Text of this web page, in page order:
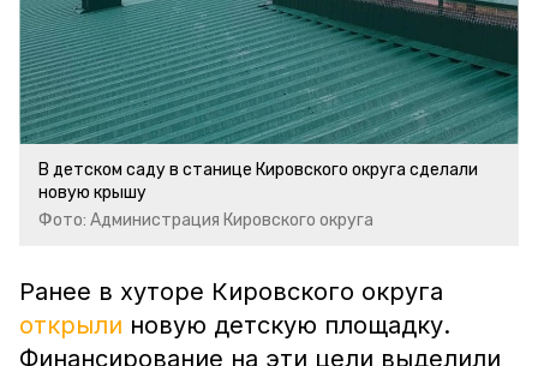
В детском саду в станице Кировского округа сделали
новую крышу
Фото: Администрация Кировского округа
Ранее в хуторе Кировского округа
открыли новую детскую площадку.
Финансирование на эти цели выделили